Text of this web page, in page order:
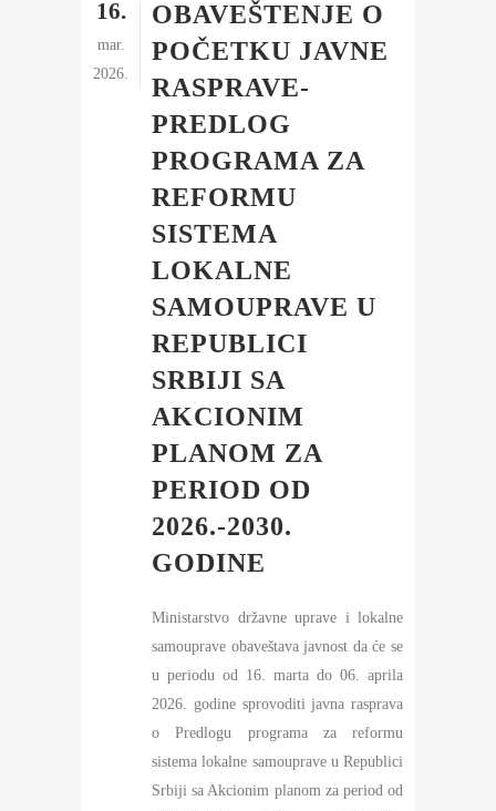
16.
mar.
2026.
OBAVEŠTENJE O
POČETKU JAVNE
RASPRAVE-
PREDLOG
PROGRAMA ZA
REFORMU
SISTEMA
LOKALNE
SAMOUPRAVE U
REPUBLICI
SRBIJI SA
AKCIONIM
PLANOM ZA
PERIOD OD
2026.-2030.
GODINE
Ministarstvo državne uprave i lokalne
samouprave obaveštava javnost da će se
u periodu od 16. marta do 06. aprila
2026. godine sprovoditi javna rasprava
o Predlogu programa za reformu
sistema lokalne samouprave u Republici
Srbiji sa Akcionim planom za period od